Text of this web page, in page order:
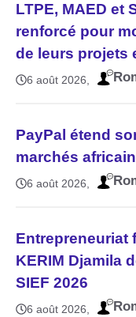
LTPE, MAED et
renforcé pour
de leurs projets
6 août 2026
PayPal étend
marchés
6 août 2026
Entrepreneuriat
KERIM Djamila
SIEF 2026
6 août 2026